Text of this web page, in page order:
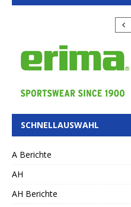
SCHNELLAUSWAHL
A Berichte
AH
AH Berichte